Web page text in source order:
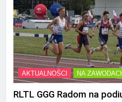
AKTUALNOŚCI NA
RLTL GGG Radom na